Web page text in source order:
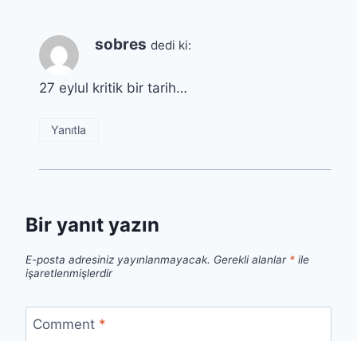
sobres dedi ki:
27 eylul kritik bir tarih…
Yanıtla
Bir yanıt yazın
E-posta adresiniz yayınlanmayacak. Gerekli alanlar * ile
işaretlenmişlerdir
Comment *